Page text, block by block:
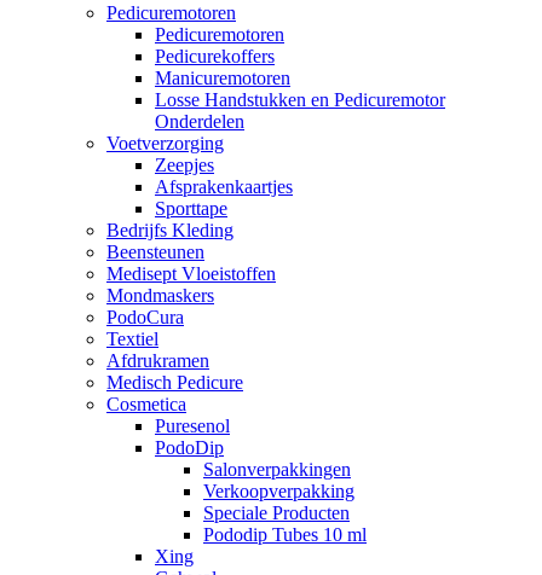
Pedicuremotoren
Pedicuremotoren
Pedicurekoffers
Manicuremotoren
Losse Handstukken en Pedicuremotor
Onderdelen
Voetverzorging
Zeepjes
Afsprakenkaartjes
Sporttape
Bedrijfs Kleding
Beensteunen
Medisept Vloeistoffen
Mondmaskers
PodoCura
Textiel
Afdrukramen
Medisch Pedicure
Cosmetica
Puresenol
PodoDip
Salonverpakkingen
Verkoopverpakking
Speciale Producten
Pododip Tubes 10 ml
Xing